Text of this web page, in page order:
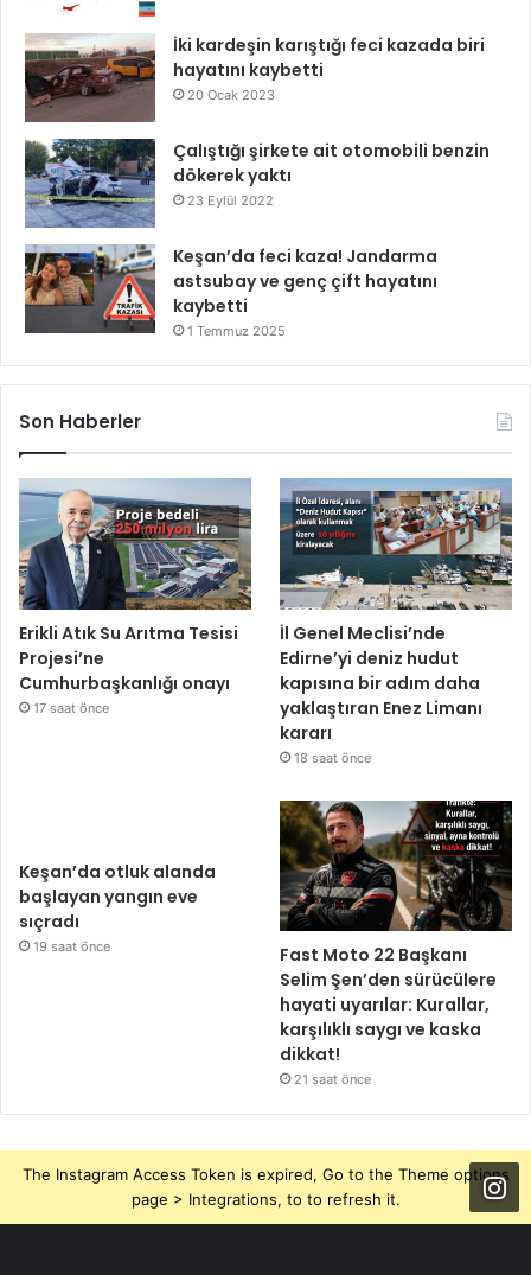
İki kardeşin karıştığı feci kazada biri
hayatını kaybetti
20 Ocak 2023
Çalıştığı şirkete ait otomobili benzin
dökerek yaktı
23 Eylül 2022
Keşan’da feci kaza! Jandarma
astsubay ve genç çift hayatını
kaybetti
1 Temmuz 2025
Son Haberler
Erikli Atık Su Arıtma Tesisi
Projesi’ne
Cumhurbaşkanlığı onayı
17 saat önce
İl Genel Meclisi’nde
Edirne’yi deniz hudut
kapısına bir adım daha
yaklaştıran Enez Limanı
kararı
18 saat önce
Keşan’da otluk alanda
başlayan yangın eve
sıçradı
19 saat önce
Fast Moto 22 Başkanı
Selim Şen’den sürücülere
hayati uyarılar: Kurallar,
karşılıklı saygı ve kaska
dikkat!
21 saat önce
The Instagram Access Token is expired, Go to the Theme options
page > Integrations, to to refresh it.